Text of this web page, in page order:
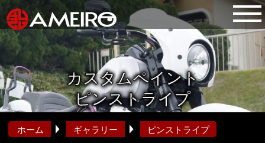
カスタムペイント
ピンストライプ
ホーム ギャラリー ピンストライプ